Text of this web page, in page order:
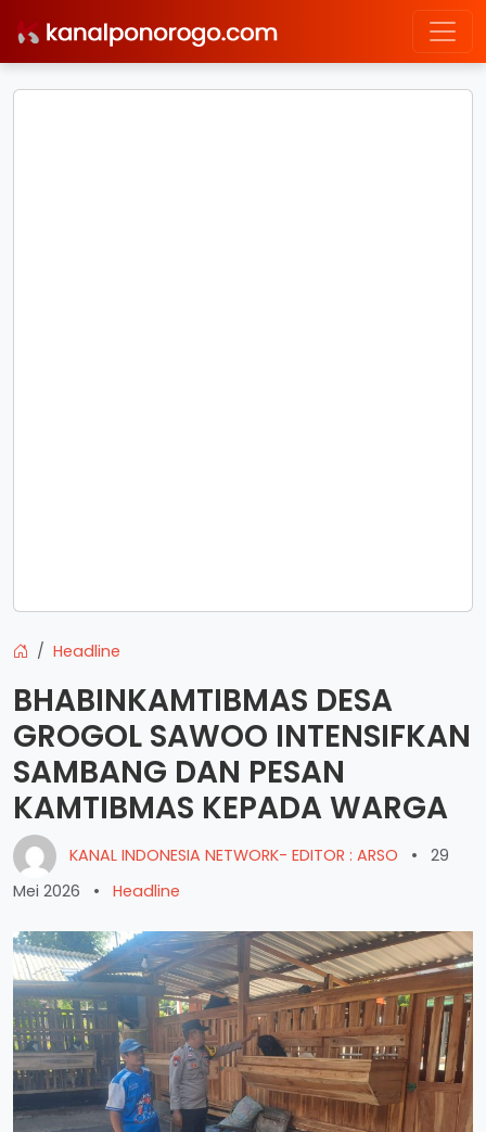
Headline
BHABINKAMTIBMAS DESA
GROGOL SAWOO INTENSIFKAN
SAMBANG DAN PESAN
KAMTIBMAS KEPADA WARGA
KANAL INDONESIA NETWORK- EDITOR : ARSO •
29
Mei 2026
• Headline